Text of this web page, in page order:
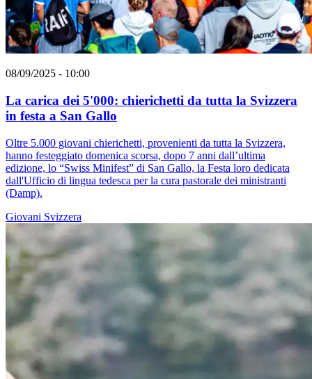
08/09/2025 - 10:00
La carica dei 5'000: chierichetti da tutta la Svizzera
in festa a San Gallo
Oltre 5.000 giovani chierichetti, provenienti da tutta la Svizzera,
hanno festeggiato domenica scorsa, dopo 7 anni dall’ultima
edizione, lo “Swiss Minifest” di San Gallo, la Festa loro dedicata
dall'Ufficio di lingua tedesca per la cura pastorale dei ministranti
(Damp).
Giovani Svizzera